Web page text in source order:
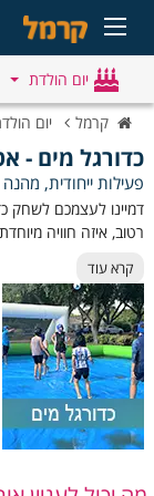
יום הולדת
קרמל יום
כדורגל מים -
פעילות ייחודית,
דמיינו לעצמכם לשחק
רטוב, איזה חוויה
קייטנות, מסיבות סוף
קדימה למה אתם מחכים?
סוג אירוע:
פעילות ליום
הולדת -
לעובדים -
קרא עוד